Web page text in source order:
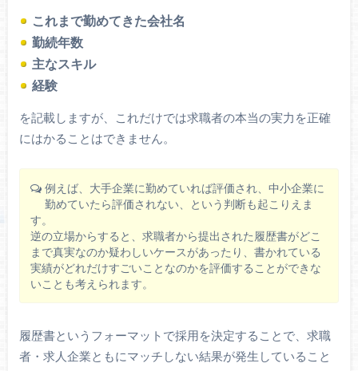
これまで勤めてきた会社名
勤続年数
主なスキル
経験
を記載しますが、これだけでは求職者の本当の実力を正確
にはかることはできません。
例えば、大手企業に勤めていれば評価され、中小企業に
勤めていたら評価されない、という判断も起こりえま
す。
逆の立場からすると、求職者から提出された履歴書がどこ
まで真実なのか疑わしいケースがあったり、書かれている
実績がどれだけすごいことなのかを評価することができな
いことも考えられます。
履歴書というフォーマットで採用を決定することで、求職
者・求人企業ともにマッチしない結果が発生していること